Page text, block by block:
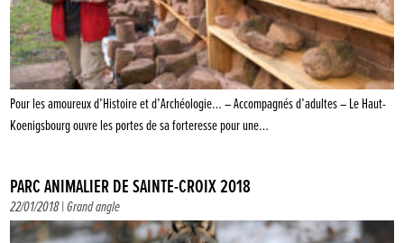
Pour les amoureux d’Histoire et d’Archéologie… – Accompagnés d’adultes – Le Haut-
Koenigsbourg ouvre les portes de sa forteresse pour une…
PARC ANIMALIER DE SAINTE-CROIX 2018
22/01/2018 |Grand angle